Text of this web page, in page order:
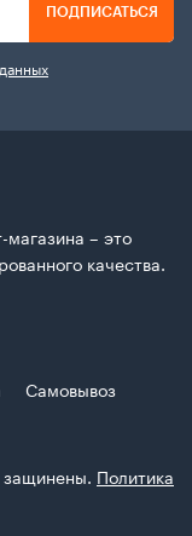
ПОДПИСАТЬСЯ
– это
качества.
Самовывоз
Политика